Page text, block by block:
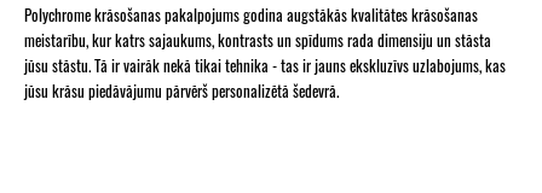
Polychrome krāsošanas pakalpojums godina augstākās kvalitātes krāsošanas
meistarību, kur katrs sajaukums, kontrasts un spīdums rada dimensiju un stāsta
jūsu stāstu. Tā ir vairāk nekā tikai tehnika - tas ir jauns ekskluzīvs uzlabojums, kas
jūsu krāsu piedāvājumu pārvērš personalizētā šedevrā.